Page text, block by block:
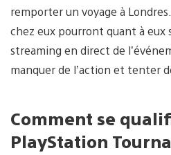
remporter un voyage à
chez eux pourront quant à eux
streaming en direct de
manquer de l’action et tenter
Comment se
PlayStation